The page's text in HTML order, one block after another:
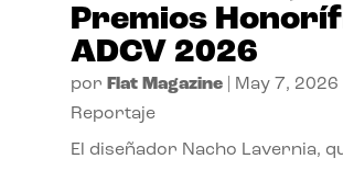
Premios
ADCV 2026
por Flat Magazine| May 7, 2026
Reportaje
El diseñador Nacho Lavernia,